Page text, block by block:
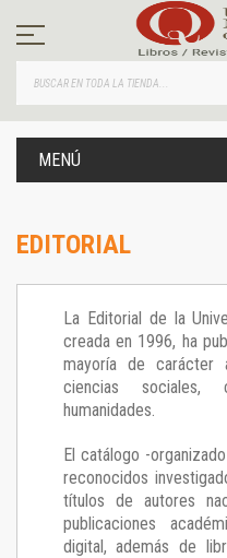
contenido
MENÚ
EDITORIAL
La Editorial de la
creada en 1996, ha
mayoría de carácter
ciencias
humanidades.
El catálogo -
reconocidos
títulos de autores
publicaciones
digital, además de